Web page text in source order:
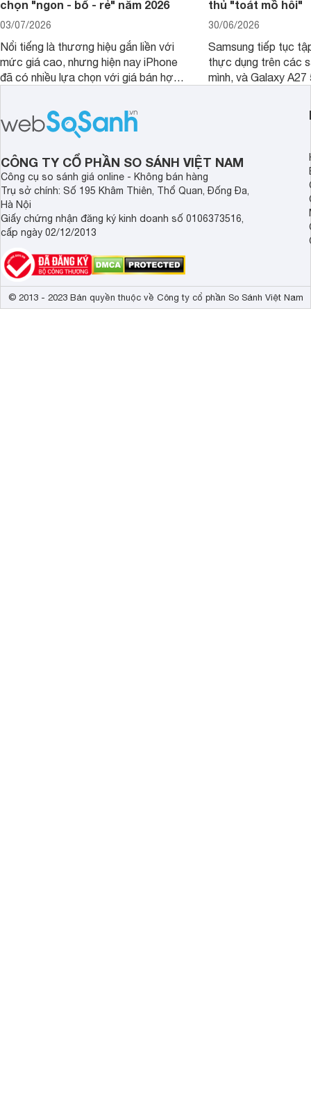
chọn "ngon - bổ - rẻ" năm 2026
03/07/2026
Nổi tiếng là thương hiệu gắn liền với
mức giá cao, nhưng hiện nay iPhone
đã có nhiều lựa chọn với giá bán hợp
cận sản phẩm chính hãng.
thủ "toát mồ hôi"
30/06/2026
Samsung tiếp tục
thực dụng trên các
mình, và Galaxy
tới cho người dùng
lượng với nhiều
CÔNG TY CỔ PHẦN SO SÁNH VIỆT NAM
Công cụ so sánh giá online - Không bán hàng
Trụ sở chính: Số 195 Khâm Thiên, Thổ Quan, Đống Đa,
Hà Nội
Giấy chứng nhận đăng ký kinh doanh số 0106373516,
cấp ngày 02/12/2013
© 2013 - 2023 Bản quyền thuộc về Công ty cổ phần So Sánh Việt Nam